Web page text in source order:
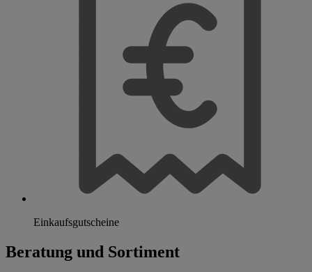
Einkaufsgutscheine
Beratung und Sortiment